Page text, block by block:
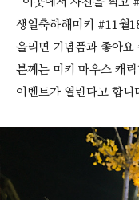
생일축하해미키 #11월
올리면 기념품과 좋아
분께는 미키 마우스 캐
이벤트가 열린다고 합